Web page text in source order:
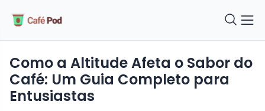
Como a Altitude Afeta o Sabor do
Café: Um Guia Completo para
Entusiastas